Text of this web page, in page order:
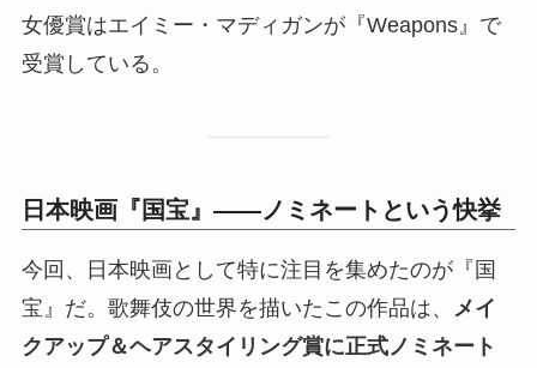
女優賞はエイミー・マディガンが『Weapons』で
受賞している。
日本映画『国宝』——ノミネートという快挙
今回、日本映画として特に注目を集めたのが『国
宝』だ。歌舞伎の世界を描いたこの作品は、
メイ
クアップ＆ヘアスタイリング賞に正式ノミネート